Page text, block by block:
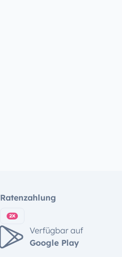
Ratenzahlung
Verfügbar auf
Google Play